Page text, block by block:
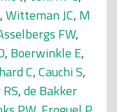
,Witteman JC, M
FW,
, Boerwinkle E,
C,Cauchi S,
,de Bakker